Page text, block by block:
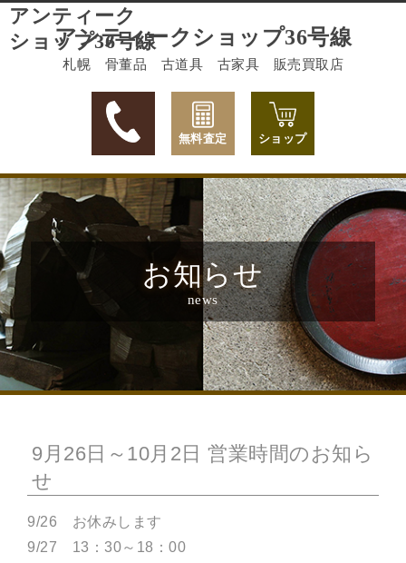
アンティーク
ショップ36号線
アンティークショップ36号線
札幌 骨董品 古道具 古家具 販売買取店
無料査定 ショップ
お知らせ
news
9月26日～10月2日 営業時間のお知ら
せ
9/26 お休みします
9/27 13：30～18：00